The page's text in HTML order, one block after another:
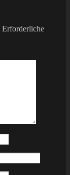
Erforderliche